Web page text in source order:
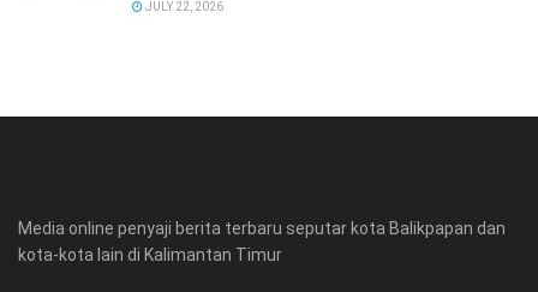
JULY 22, 2026
Media online penyaji berita terbaru seputar kota Balikpapan dan
kota-kota lain di Kalimantan Timur